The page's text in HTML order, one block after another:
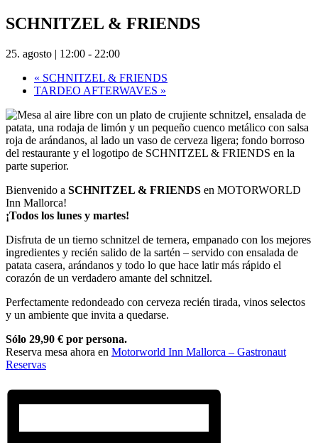
SCHNITZEL & FRIENDS
25. agosto | 12:00 - 22:00
« SCHNITZEL & FRIENDS
TARDEO AFTERWAVES »
Bienvenido a SCHNITZEL & FRIENDS en MOTORWORLD
Inn Mallorca!
¡Todos los lunes y martes!
Disfruta de un tierno schnitzel de ternera, empanado con los mejores
ingredientes y recién salido de la sartén – servido con ensalada de
patata casera, arándanos y todo lo que hace latir más rápido el
corazón de un verdadero amante del schnitzel.
Perfectamente redondeado con cerveza recién tirada, vinos selectos
y un ambiente que invita a quedarse.
Sólo 29,90 € por persona.
Reserva mesa ahora en Motorworld Inn Mallorca – Gastronaut
Reservas